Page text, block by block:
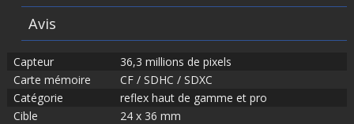
Avis
Capteur
36,3 millions de pixels
Carte mémoire
CF / SDHC / SDXC
Catégorie
reflex haut de gamme et pro
Cible
24 x 36 mm